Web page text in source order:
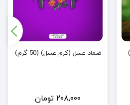
ضماد عسل (کرم عسل) (50 گرم)
۲۰۸,۰۰۰ تومان